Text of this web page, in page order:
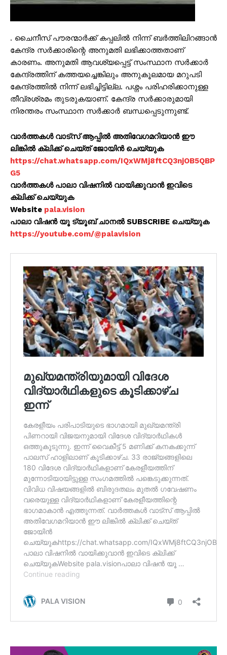
. ചൈനീസ് പൗരന്മാർക്ക് കപ്പലിൽ നിന്ന് ബർത്തിലിറങ്ങാൻ
കേന്ദ്ര സർക്കാരിന്റെ അനുമതി ലഭിക്കാത്തതാണ്
കാരണം. അനുമതി ആവശ്യപ്പെട്ട് സംസ്ഥാന സർക്കാർ
കേന്ദ്രത്തിന് കത്തയച്ചെങ്കിലും അനുകൂലമായ മറുപടി
കേന്ദ്രത്തിൽ നിന്ന് ലഭിച്ചിട്ടില്ല. പശ്നം പരിഹരിക്കാനുള്ള
തീവ്രശ്രമം തുടരുകയാണ്. കേന്ദ്ര സർക്കാരുമായി
നിരന്തരം സംസ്ഥാന സർക്കാർ ബന്ധപ്പെടുന്നുണ്ട്.
വാർത്തകൾ വാട്സ് ആപ്പിൽ അതിവേഗമറിയാൻ ഈ
ലിങ്കിൽ ക്ലിക്ക് ചെയ്ത് ജോയിൻ ചെയ്യുക
https://chat.whatsapp.com/IQxWMj8ftCQ3njOB5QBP
G5
വാർത്തകൾ പാലാ വിഷനിൽ വായിക്കുവാൻ ഇവിടെ
ക്ലിക്ക് ചെയ്യുക
Website pala.vision
പാലാ വിഷൻ യൂ ട്യൂബ് ചാനൽ SUBSCRIBE ചെയ്യുക
https://youtube.com/@palavision